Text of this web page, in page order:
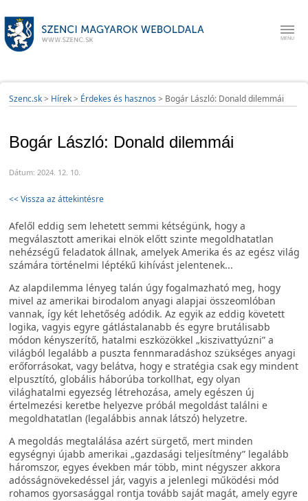
Szenc.sk> Hírek> Érdekes és hasznos > Bogár László: Donald dilemmái
Bogár László: Donald dilemmái
Dátum: 2024. 12. 10.
<< Vissza az áttekintésre
Afelől eddig sem lehetett semmi kétségünk, hogy a
megválasztott amerikai elnök előtt szinte megoldhatatlan
nehézségű feladatok állnak, amelyek Amerika és az egész világ
számára történelmi léptékű kihívást jelentenek...
Az alapdilemma lényeg talán úgy fogalmazható meg, hogy
mivel az amerikai birodalom anyagi alapjai összeomlóban
vannak, így két lehetőség adódik. Az egyik az eddig követett
logika, vagyis egyre gátlástalanabb és egyre brutálisabb
módon kényszerítő, hatalmi eszközökkel „kiszivattyúzni” a
világból legalább a puszta fennmaradáshoz szükséges anyagi
erőforrásokat, vagy belátva, hogy e stratégia csak egy mindent
elpusztító, globális háborúba torkollhat, egy olyan
világhatalmi egyezség létrehozása, amely egészen új
értelmezési keretbe helyezve próbál megoldást találni e
megoldhatatlan (legalábbis annak látszó) helyzetre.
A megoldás megtalálása azért sürgető, mert minden
egységnyi újabb amerikai „gazdasági teljesítmény” legalább
háromszor, egyes években már több, mint négyszer akkora
adósságnövekedéssel jár, vagyis a jelenlegi működési mód
rohamos gyorsasággal rontja tovább saját magát, amely egyre